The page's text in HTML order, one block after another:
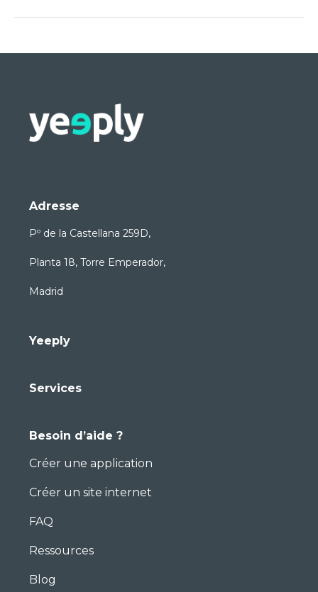
Adresse
Pº de la Castellana 259D,
Planta 18, Torre Emperador,
Madrid
Yeeply
Services
Besoin d’aide ?
Créer une application
Créer un site internet
FAQ
Ressources
Blog